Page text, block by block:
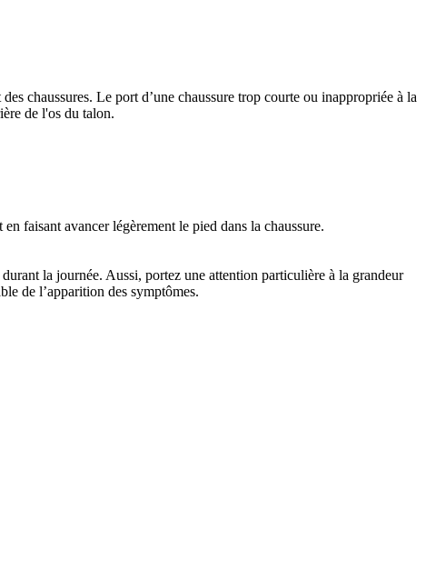
chaussures. Le port d’une chaussure trop courte ou inappropriée à la
de l'os du talon.
faisant avancer légèrement le pied dans la chaussure.
la journée. Aussi, portez une attention particulière à la grandeur
de l’apparition des symptômes.